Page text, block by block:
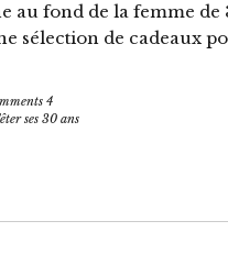
au fond de la femme
sélection de cadeaux
4
ses 30 ans